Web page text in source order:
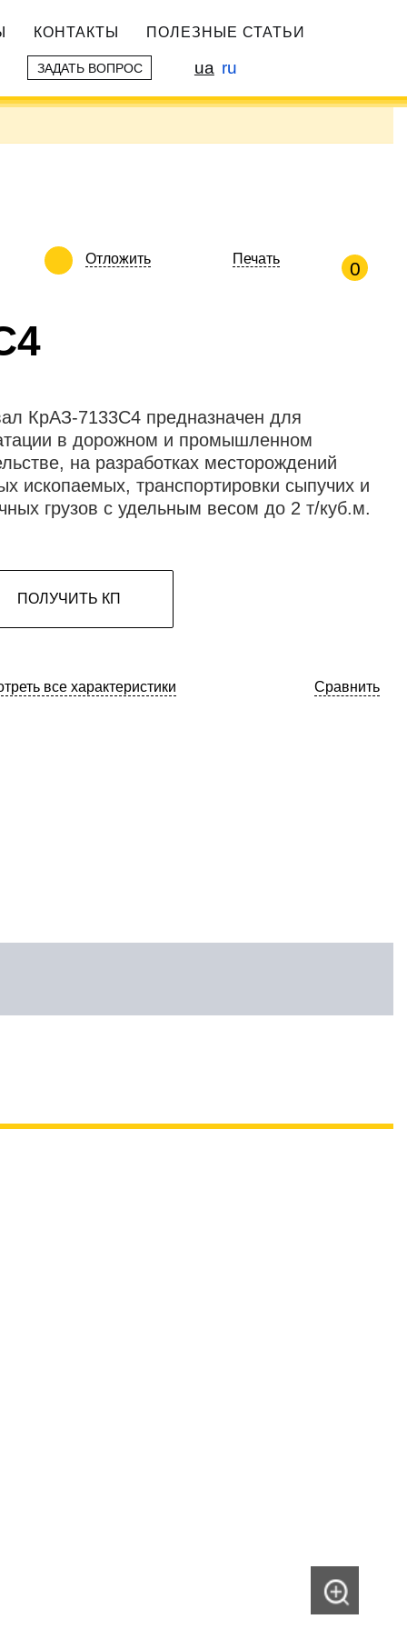
КОНТАКТЫ ПОЛЕЗНЫЕ СТАТЬИ
ЗАДАТЬ ВОПРОС ua ru
Отложить Печать 0
КрАЗ-7133С4 предназначен для
в дорожном и промышленном
на разработках месторождений
ископаемых, транспортировки сыпучих и
грузов с удельным весом до 2 т/куб.м.
ПОЛУЧИТЬ КП
все характеристики Сравнить